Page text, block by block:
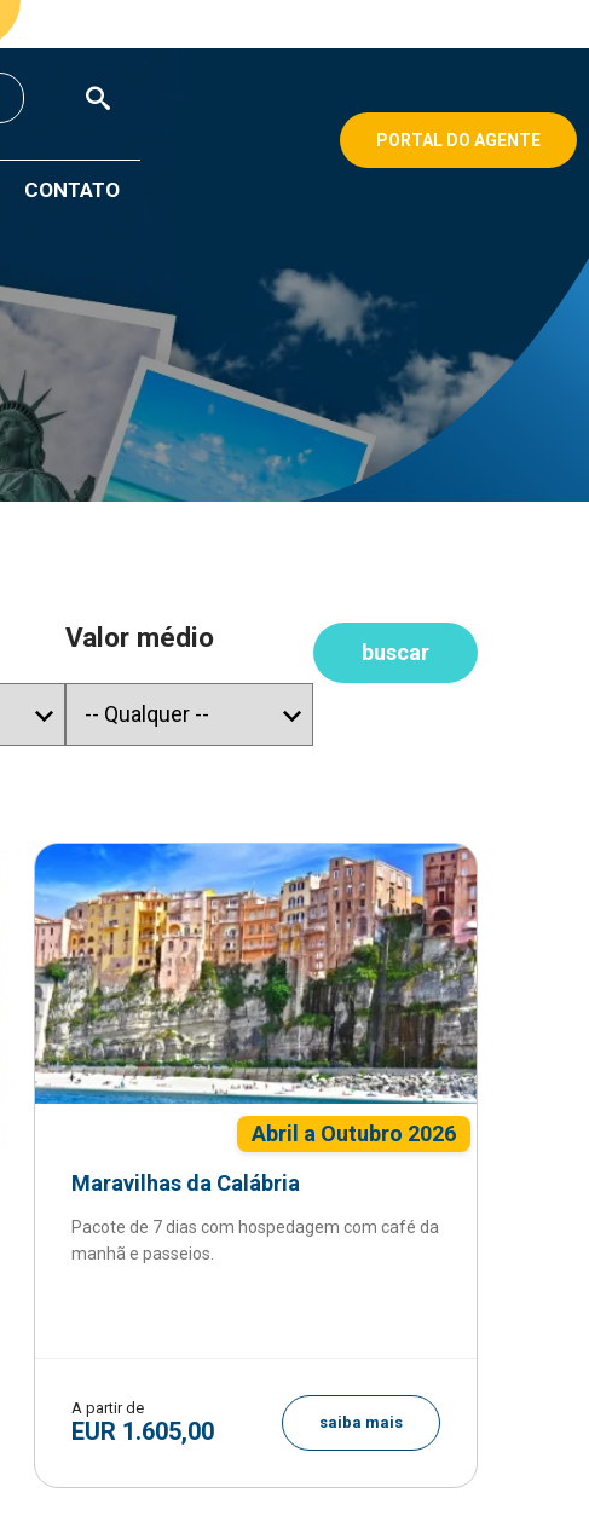
CONTATO
PORTAL DO AGENTE
Valor médio buscar
Abril a Outubro 2026
Maravilhas da Calábria
Pacote de 7 dias com hospedagem com café da
manhã e passeios.
A partir de
EUR 1.605,00 saiba mais